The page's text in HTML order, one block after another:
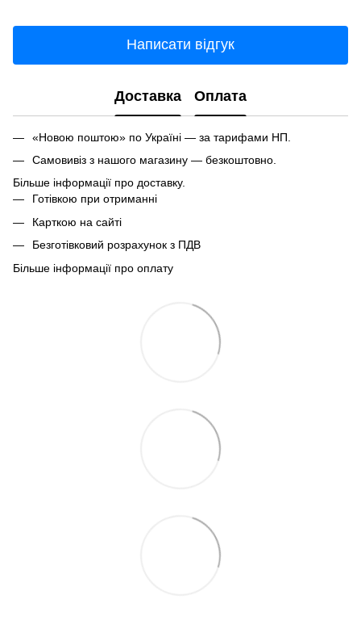
Написати відгук
Доставка Оплата
«Новою поштою» по Україні — за тарифами НП.
Самовивіз з нашого магазину — безкоштовно.
Більше інформації про доставку.
Готівкою при отриманні
Карткою на сайті
Безготівковий розрахунок з ПДВ
Більше інформації про оплату